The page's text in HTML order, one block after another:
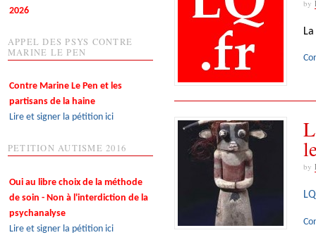
by
by
2026
APPEL DES PSYS CONTRE
MARINE LE PEN
Contre Marine Le Pen et les
partisans de la haine
Lire et signer la pétition ici
PETITION AUTISME 2016
Oui au libre choix de la méthode
de soin - Non à l'interdiction de la
psychanalyse
Lire et signer la pétition ici